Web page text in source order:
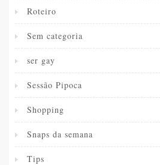
Roteiro
Sem categoria
ser gay
Sessão Pipoca
Shopping
Snaps da semana
Tips